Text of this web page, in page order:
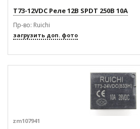
T73-12VDC Реле 12В SPDT 250В 10А
Пр-во: Ruichi
загрузить доп. фото
zm107941